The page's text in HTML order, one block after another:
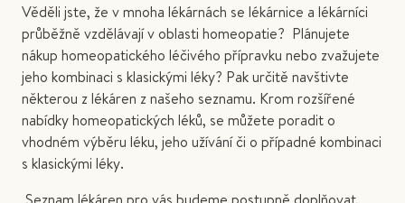
Věděli jste, že v mnoha lékárnách se lékárnice a lékárníci
průběžně vzdělávají v oblasti homeopatie? Plánujete
nákup homeopatického léčivého přípravku nebo zvažujete
jeho kombinaci s klasickými léky? Pak určitě navštivte
některou z lékáren z našeho seznamu. Krom rozšířené
nabídky homeopatických léků, se můžete poradit o
vhodném výběru léku, jeho užívání či o případné kombinaci
s klasickými léky.